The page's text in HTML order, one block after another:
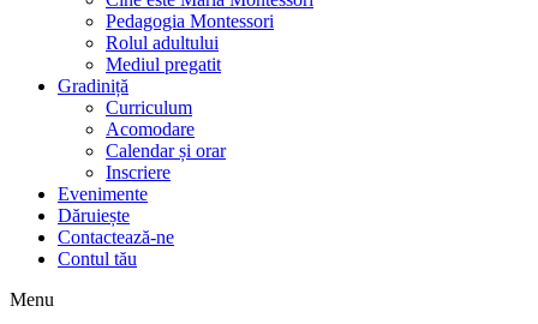
Pedagogia Montessori
Rolul adultului
Mediul pregatit
Gradiniță
Curriculum
Acomodare
Calendar și orar
Inscriere
Evenimente
Dăruiește
Contactează-ne
Contul tău
Menu